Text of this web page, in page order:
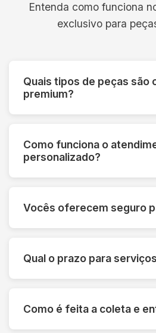
Entenda como funciona
exclusivo para
Quais tipos de peças são
premium?
vintage, uniformes especiais
alto valor monetário ou
Como funciona o
personalizado?
desde a avaliação inicial até
oferecendo orientações
Vocês oferecem seguro
danos ou perdas, com
50.000 por peça.
Qual o prazo para
oferecemos serviço
reduzido mediante consulta.
Como é feita a coleta e